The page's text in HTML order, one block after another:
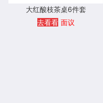
大红酸枝茶桌6件套
去看看 面议